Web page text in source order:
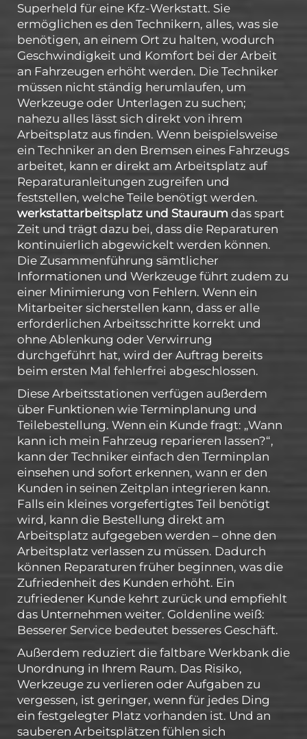
Superheld für eine Kfz-Werkstatt. Sie
ermöglichen es den Technikern, alles, was sie
benötigen, an einem Ort zu halten, wodurch
Geschwindigkeit und Komfort bei der Arbeit
an Fahrzeugen erhöht werden. Die Techniker
müssen nicht ständig herumlaufen, um
Werkzeuge oder Unterlagen zu suchen;
nahezu alles lässt sich direkt von ihrem
Arbeitsplatz aus finden. Wenn beispielsweise
ein Techniker an den Bremsen eines Fahrzeugs
arbeitet, kann er direkt am Arbeitsplatz auf
Reparaturanleitungen zugreifen und
feststellen, welche Teile benötigt werden.
werkstattarbeitsplatz und Stauraum das spart
Zeit und trägt dazu bei, dass die Reparaturen
kontinuierlich abgewickelt werden können.
Die Zusammenführung sämtlicher
Informationen und Werkzeuge führt zudem zu
einer Minimierung von Fehlern. Wenn ein
Mitarbeiter sicherstellen kann, dass er alle
erforderlichen Arbeitsschritte korrekt und
ohne Ablenkung oder Verwirrung
durchgeführt hat, wird der Auftrag bereits
beim ersten Mal fehlerfrei abgeschlossen.
Diese Arbeitsstationen verfügen außerdem
über Funktionen wie Terminplanung und
Teilebestellung. Wenn ein Kunde fragt: „Wann
kann ich mein Fahrzeug reparieren lassen?“,
kann der Techniker einfach den Terminplan
einsehen und sofort erkennen, wann er den
Kunden in seinen Zeitplan integrieren kann.
Falls ein kleines vorgefertigtes Teil benötigt
wird, kann die Bestellung direkt am
Arbeitsplatz aufgegeben werden – ohne den
Arbeitsplatz verlassen zu müssen. Dadurch
können Reparaturen früher beginnen, was die
Zufriedenheit des Kunden erhöht. Ein
zufriedener Kunde kehrt zurück und empfiehlt
das Unternehmen weiter. Goldenline weiß:
Besserer Service bedeutet besseres Geschäft.
Außerdem reduziert die faltbare Werkbank die
Unordnung in Ihrem Raum. Das Risiko,
Werkzeuge zu verlieren oder Aufgaben zu
vergessen, ist geringer, wenn für jedes Ding
ein festgelegter Platz vorhanden ist. Und an
sauberen Arbeitsplätzen fühlen sich